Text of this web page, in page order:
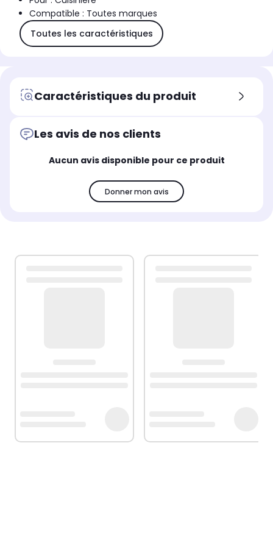
Compatible : Toutes marques
Toutes les caractéristiques
Caractéristiques du produit
Les avis de nos clients
Aucun avis disponible pour ce produit
Donner mon avis